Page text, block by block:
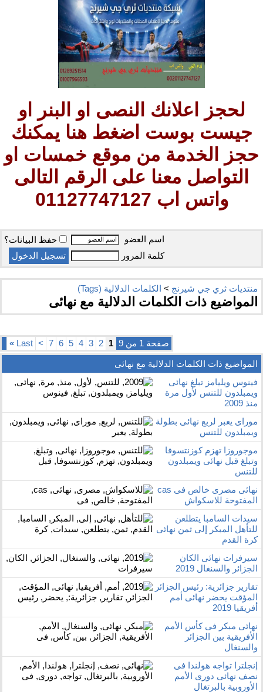
لحجز اعلانك النصى او البنر او
جيست بوست اضغط هنا يمكنك
حجز الخدمة من موقع خمسات او
التواصل معنا على الرقم التالى
واتس اب 01127747127
اسم العضو
حفظ البيانات؟
كلمة المرور
منتديات ثري جي شيرنج > الكلمات الدلالية (Tags)
المواضيع ذات الكلمات الدلالية مع نهائى
صفحة 1 من 9 1
2
3
4
5
6
7
>
Last
»
المواضيع ذات الكلمات الدلالية مع نهائى
فينوس ويليامز تبلغ نهائى
ويمبلدون للتنس لأول مرة
منذ 2009
موراى يعبر لربع نهائى بطولة
ويمبلدون للتنس
موجوروزا تهزم كوزنتسوفا
وتبلغ قبل نهائى ويمبلدون
للتنس
نهائى مصرى خالص فى cas
المفتوحة للاسكواش
سيدات السامبا يتطلعن
للتأهل المبكر إلى ثمن نهائى
كرة القدم
سيرفرات نهائى الكان
الجزائر والسنغال 2019
تقارير جزائرية: رئيس الجزائر
المؤقت يحضر نهائى أمم
أفريقيا 2019
نهائى مبكر فى كأس الأمم
الأفريقية بين الجزائر
والسنغال
إنجلترا تواجه هولندا فى
نصف نهائى دورى الأمم
الأوروبية بالبرتغال